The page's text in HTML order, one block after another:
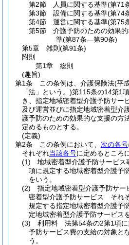
第2節
人員に関する基準(第71
第3節
設備に関する基準(第74
第4節
運営に関する基準(第75
第5節
介護予防のための効果
準(第87条―第90条)
第5章
雑則 (第91条)
附則
第1章
総則
(趣旨)
第1条
この条例は、介護保険法(平
「法」という。)第115条の14第1
き、指定地域密着型介護予防サー
及び運営並びに指定地域密着型介
護予防のための効果的な支援の方
定めるものとする。
(定義)
第2条
この条例において、 次の各号
それぞれ当該各号に定めるところ
(1)
地域密着型介護予防サービ
項に規定する地域密着型介護予
をいう。
(2)
指定地域密着型介護予防サ
密着型介護予防サービス それ
規定する指定地域密着型介護予
定地域密着型介護予防サービス
(3)
利用料 法第54条の2第1項に
予防サービス費の支給の対象と
う。